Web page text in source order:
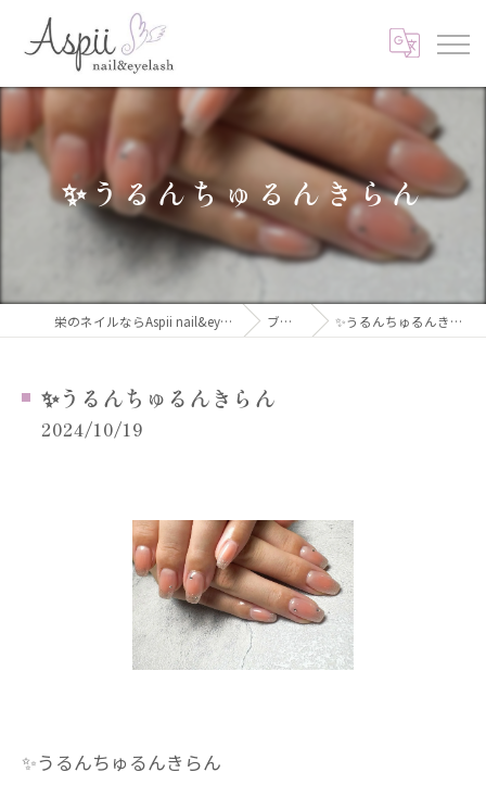
✨うるんちゅるんきらん
栄のネイルならAspii nail&eyelash ブログ ✨うるんちゅるんきらん
✨うるんちゅるんきらん
2024/10/19
✨うるんちゅるんきらん